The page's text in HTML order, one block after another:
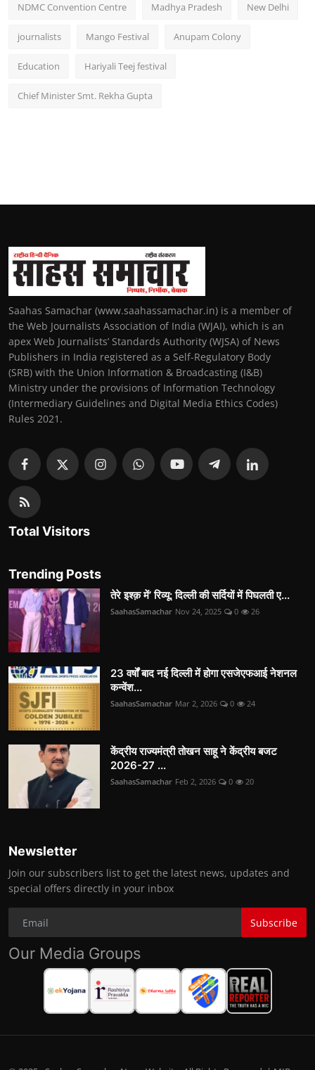
NDMC Convention Centre Madhya Pradesh New Delhi
journalists Mango Festival Anupam Colony
Education Hariyali Teej festival
Chief Minister Smt. Rekha Gupta
Saahas Samachar (www.saahassamachar.in) is a member of
the Web Journalists Association of India (WJAI), which is an
apex Web Journalists’ Standards Authority (WJSA) of News
Publishers in India registered as a Self-Regulatory Body
(SRB) with the Union Information & Broadcasting (I&B)
Ministry under the provisions of Information Technology
(Intermediary Guidelines and Digital Media Ethics Codes)
Rules 2021.
Total Visitors
Trending Posts
तेरे इश्क़ में’ रिव्यू: दिल्ली की सर्दियों में पिघलती ए...
SaahasSamachar Nov 24, 2025 0 26
23 वर्षों बाद नई दिल्ली में होगा एसजेएफआई नेशनल
कन्वेंश...
SaahasSamachar Mar 2, 2026 0 24
केंद्रीय राज्यमंत्री तोखन साहू ने केंद्रीय बजट
2026-27 ...
SaahasSamachar Feb 2, 2026 0 20
Newsletter
Join our subscribers list to get the latest news, updates and
special offers directly in your inbox
Subscribe
Our Media Groups